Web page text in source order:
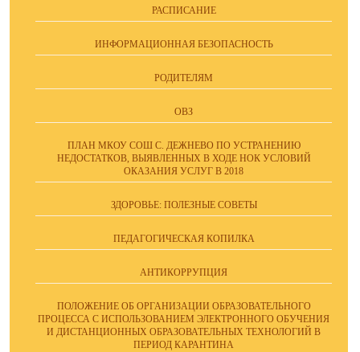
РАСПИСАНИЕ
ИНФОРМАЦИОННАЯ БЕЗОПАСНОСТЬ
РОДИТЕЛЯМ
ОВЗ
ПЛАН МКОУ СОШ С. ДЕЖНЕВО ПО УСТРАНЕНИЮ
НЕДОСТАТКОВ, ВЫЯВЛЕННЫХ В ХОДЕ НОК УСЛОВИЙ
ОКАЗАНИЯ УСЛУГ В 2018
ЗДОРОВЬЕ: ПОЛЕЗНЫЕ СОВЕТЫ
ПЕДАГОГИЧЕСКАЯ КОПИЛКА
АНТИКОРРУПЦИЯ
ПОЛОЖЕНИЕ ОБ ОРГАНИЗАЦИИ ОБРАЗОВАТЕЛЬНОГО
ПРОЦЕССА С ИСПОЛЬЗОВАНИЕМ ЭЛЕКТРОННОГО ОБУЧЕНИЯ
И ДИСТАНЦИОННЫХ ОБРАЗОВАТЕЛЬНЫХ ТЕХНОЛОГИЙ В
ПЕРИОД КАРАНТИНА